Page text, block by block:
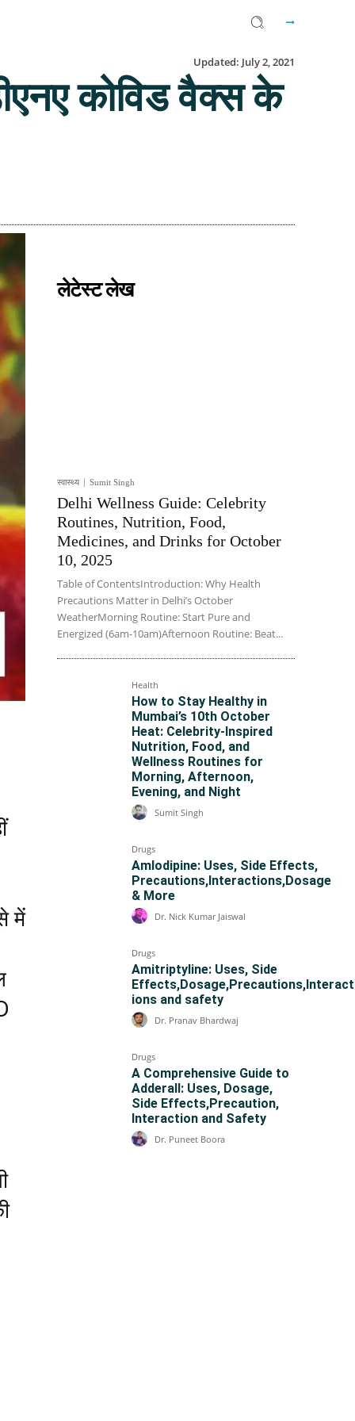
Updated: July 2, 2021
कोविड वैक्स के
में
लेटेस्ट लेख
स्वास्थ्य Sumit Singh
Delhi Wellness Guide: Celebrity
Routines, Nutrition, Food,
Medicines, and Drinks for October
10, 2025
Table of ContentsIntroduction: Why Health
Precautions Matter in Delhi’s October
WeatherMorning Routine: Start Pure and
Energized (6am-10am)Afternoon Routine: Beat...
Health
How to Stay Healthy in
Mumbai’s 10th October
Heat: Celebrity-Inspired
Nutrition, Food, and
Wellness Routines for
Morning, Afternoon,
Evening, and Night
Sumit Singh
Drugs
Amlodipine: Uses, Side Effects,
Precautions,Interactions,Dosage
& More
Dr. Nick Kumar Jaiswal
Drugs
Amitriptyline: Uses, Side
Effects,Dosage,Precautions,Interact
ions and safety
Dr. Pranav Bhardwaj
Drugs
A Comprehensive Guide to
Adderall: Uses, Dosage,
Side Effects,Precaution,
Interaction and Safety
Dr. Puneet Boora